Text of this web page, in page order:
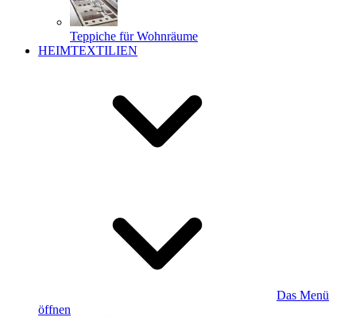
Teppiche für Wohnräume
HEIMTEXTILIEN
Das Menü
öffnen